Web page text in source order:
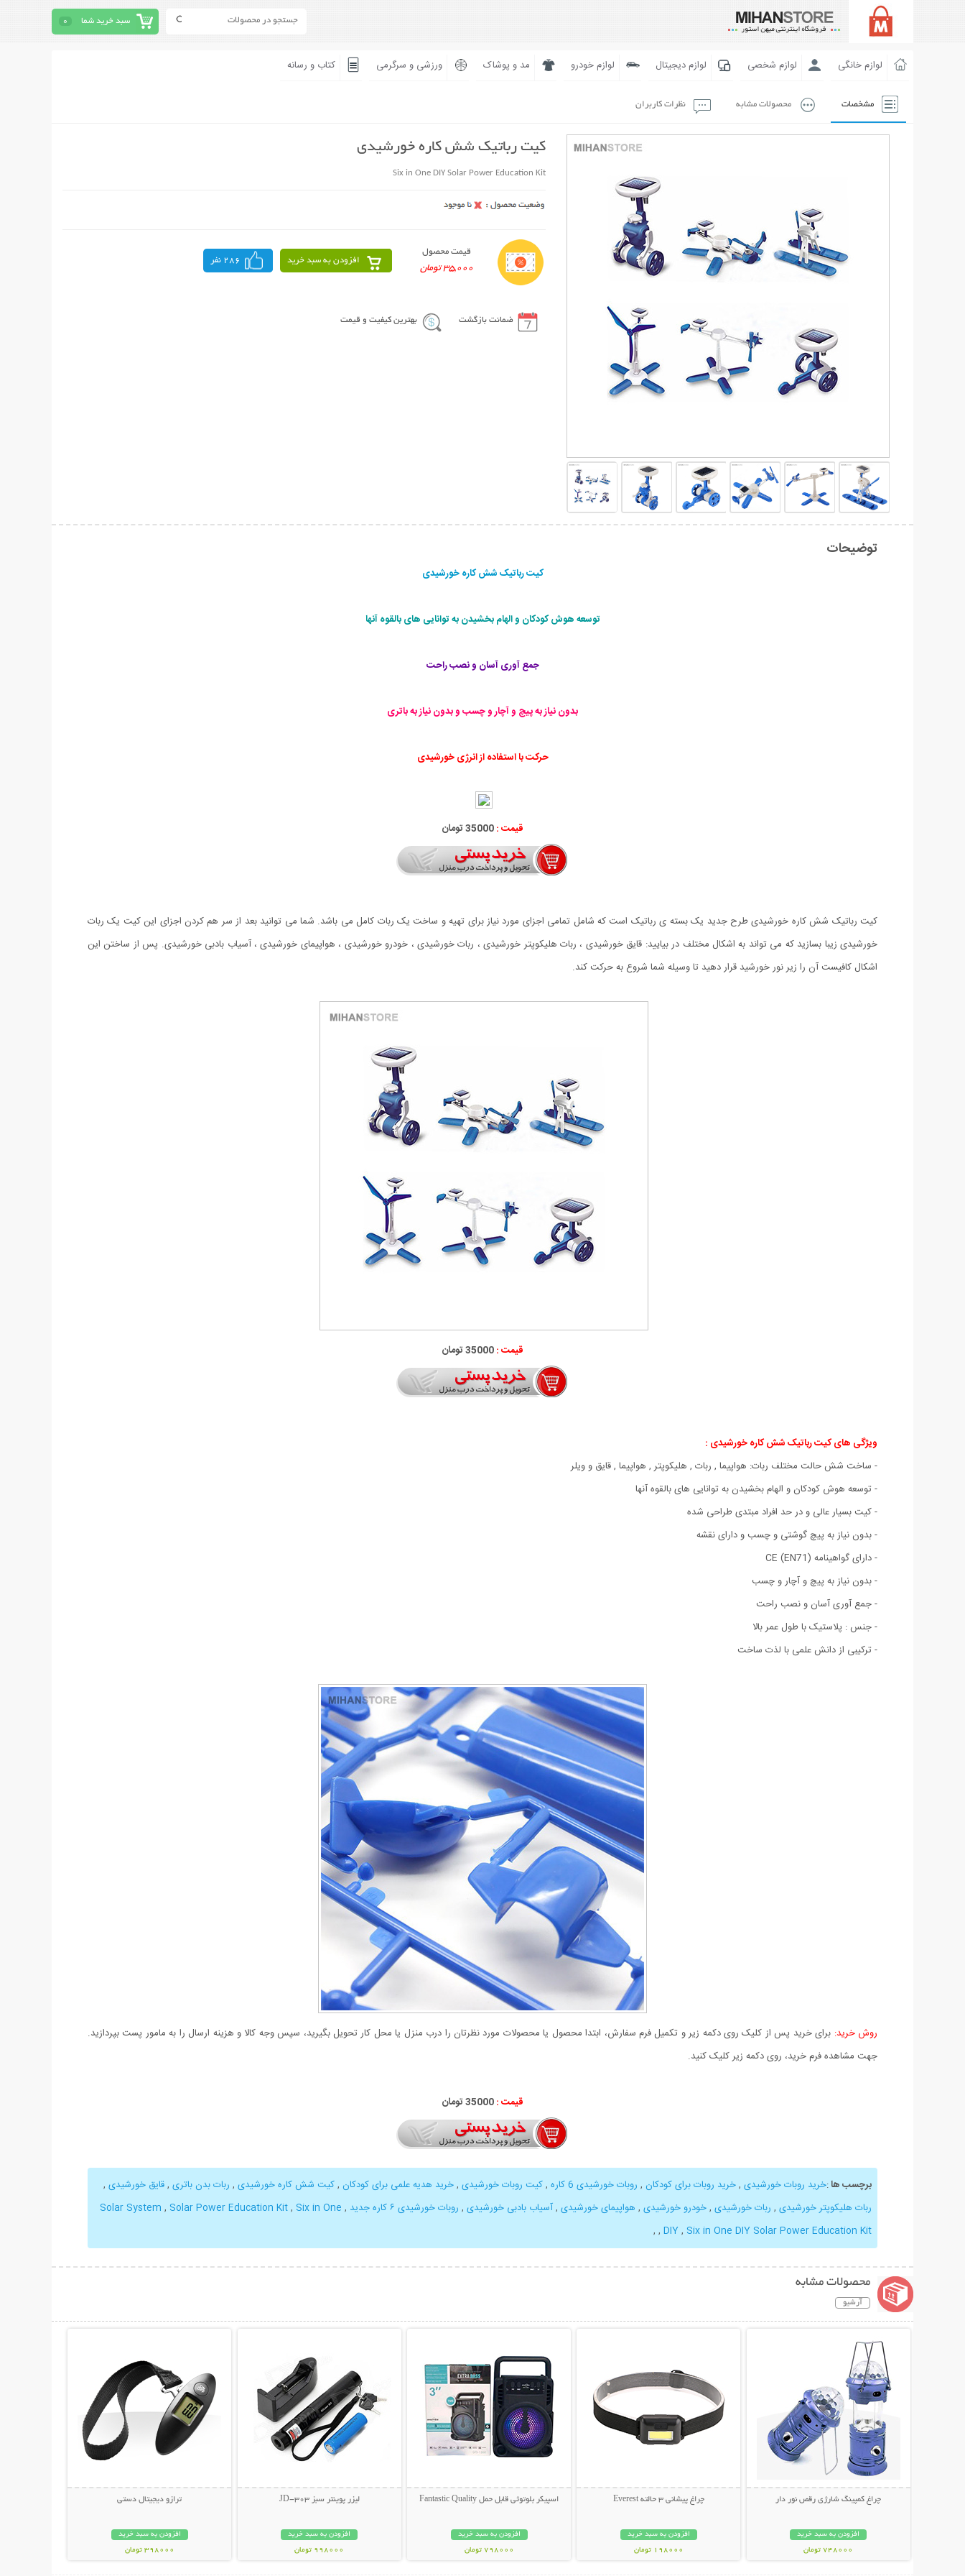
سبد خرید شما 0
لوازم خانگی لوازم شخصی لوازم دیجیتال لوازم خودرو مد و پوشاک ورزشی و سرگرمی کتاب و رسانه
مشخصات محصولات مشابه نظرات کاربران
کیت رباتیک شش کاره خورشیدی
Six in One DIY Solar Power Education Kit
قیمت محصول
35,000 تومان
افزودن به سبد خرید 286 نفر
ضمانت بازگشت بهترین کیفیت و قیمت
توضیحات
کیت رباتیک شش کاره خورشیدی
توسعه هوش کودکان و الهام بخشیدن به توانایی های بالقوه آنها
جمع آوری آسان و نصب راحت
بدون نیاز به پیچ و آچار و چسب و بدون نیاز به باتری
حرکت با استفاده از انرژی خورشیدی
قیمت :35000 تومان
کیت رباتیک شش کاره خورشیدی طرح جدید یک بسته ی رباتیک است که شامل تمامی اجزای مورد نیاز برای تهیه و ساخت یک ربات کامل می باشد. شما می توانید بعد از سر هم کردن اجزای این کیت یک ربات
خورشیدی زیبا بسازید که می تواند به اشکال مختلف در بیایید: قایق خورشیدی ، ربات هلیکوپتر خورشیدی ، ربات خورشیدی ، خودرو خورشیدی ، هواپیمای خورشیدی ، آسیاب بادبی خورشیدی. پس از ساختن این
اشکال کافیست آن را زیر نور خورشید قرار دهید تا وسیله شما شروع به حرکت کند.
قیمت :35000 تومان
ویژگی های کیت رباتیک شش کاره خورشیدی :
- ساخت شش حالت مختلف ربات: هواپیما , ربات , هلیکوپتر , هواپیما , قایق و ویلر
- توسعه هوش کودکان و الهام بخشیدن به توانایی های بالقوه آنها
- کیت بسیار عالی و در حد افراد مبتدی طراحی شده
- بدون نیاز به پیچ گوشتی و چسب و دارای نقشه
- دارای گواهینامه CE (EN71)
- بدون نیاز به پیچ و آچار و چسب
- جمع آوری آسان و نصب راحت
- جنس : پلاستیک با طول عمر بالا
- ترکیبی از دانش علمی با لذت ساخت
روش خرید: برای خرید پس از کلیک روی دکمه زیر و تکمیل فرم سفارش، ابتدا محصول یا محصولات مورد نظرتان را درب منزل یا محل کار تحویل بگیرید، سپس وجه کالا و هزینه ارسال را به مامور پست بپردازید.
جهت مشاهده فرم خرید، روی دکمه زیر کلیک کنید.
قیمت :35000 تومان
برچسب ها:خرید روبات خورشیدی ,خرید روبات برای کودکان , روبات خورشیدی 6 کاره ,کیت روبات خورشیدی ,خرید هدیه علمی برای کودکان ,کیت شش کاره خورشیدی , ربات بدن باتری ,قایق خورشیدی ,
ربات هلیکوپتر خورشیدی , ربات خورشیدی ,خودرو خورشیدی , هواپیمای خورشیدی ,آسیاب بادبی خورشیدی , روبات خورشیدی ۶ کاره جدید ,
Solar System , Solar Power Education Kit, Six in One
DIY, Six in One DIY Solar Power Education Kit
,
,
محصولات مشابه
آرشیو
چراغ کمپینگ شارژی رقص نور دار
افزودن به سبد خرید
748000 تومان
چراغ پیشانی 3 حالته Everest
افزودن به سبد خرید
198000 تومان
اسپیکر بلوتوثی قابل حمل Fantastic Quality
افزودن به سبد خرید
798000 تومان
لیزر پوینتر سبز JD-303
افزودن به سبد خرید
998000 تومان
ترازو دیجیتال دستی
افزودن به سبد خرید
398000 تومان